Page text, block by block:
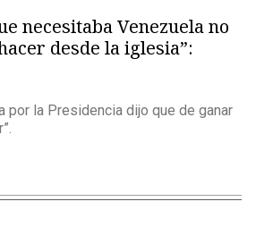
necesitaba Venezuela no
desde la iglesia”:
por la Presidencia dijo que de ganar